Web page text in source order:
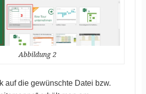
Abbildung 2
auf die gewünschte Datei bzw.